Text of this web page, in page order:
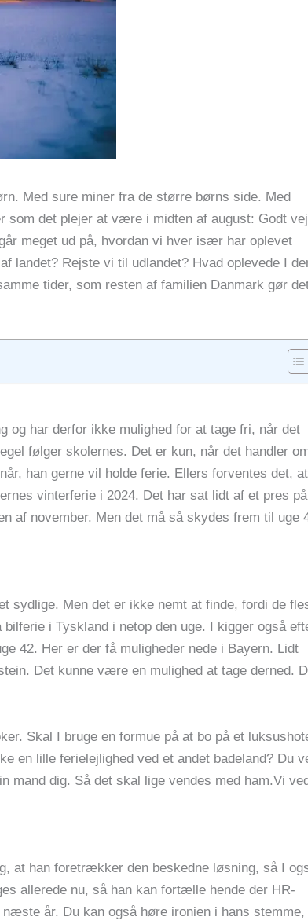
Med sure miner fra de større børns side. Med
det plejer at være i midten af august: Godt
meget ud på, hvordan vi hver især har oplevet
landet? Rejste vi til udlandet? Hvad oplevede I
tider, som resten af familien Danmark gør
og har derfor ikke mulighed for at tage fri, når det
følger skolernes. Det er kun, når det handler
han gerne vil holde ferie. Ellers forventes det, at
vinterferie i 2024. Det har sat lidt af et pres på
af november. Men det må så skydes frem til uge
sydlige. Men det er ikke nemt at finde, fordi de
i Tyskland i netop den uge. I kigger også
42. Her er der få muligheder nede i Bayern. Lidt
Det kunne være en mulighed at tage derned.
Skal I bruge en formue på at bo på et
en lille ferielejlighed ved et andet badeland? Du
mand dig. Så det skal lige vendes med ham.Vi
at han foretrækker den beskedne løsning, så I
allerede nu, så han kan fortælle hende der HR-
år. Du kan også høre ironien i hans stemme,